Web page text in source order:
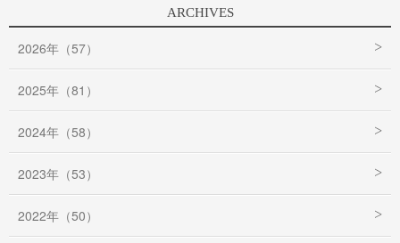
ARCHIVES
2026年（57）
2025年（81）
2024年（58）
2023年（53）
2022年（50）